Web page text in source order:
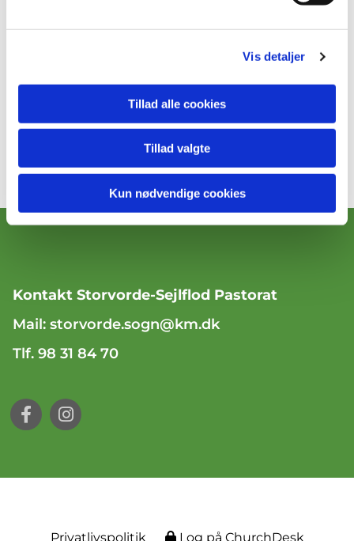
Vis detaljer
Tillad alle cookies
Tillad valgte
Kun nødvendige cookies
Kontakt Storvorde-Sejlflod Pastorat
Mail: storvorde.sogn@km.dk
Tlf. 98 31 84 70
Privatlivspolitik Log på ChurchDesk